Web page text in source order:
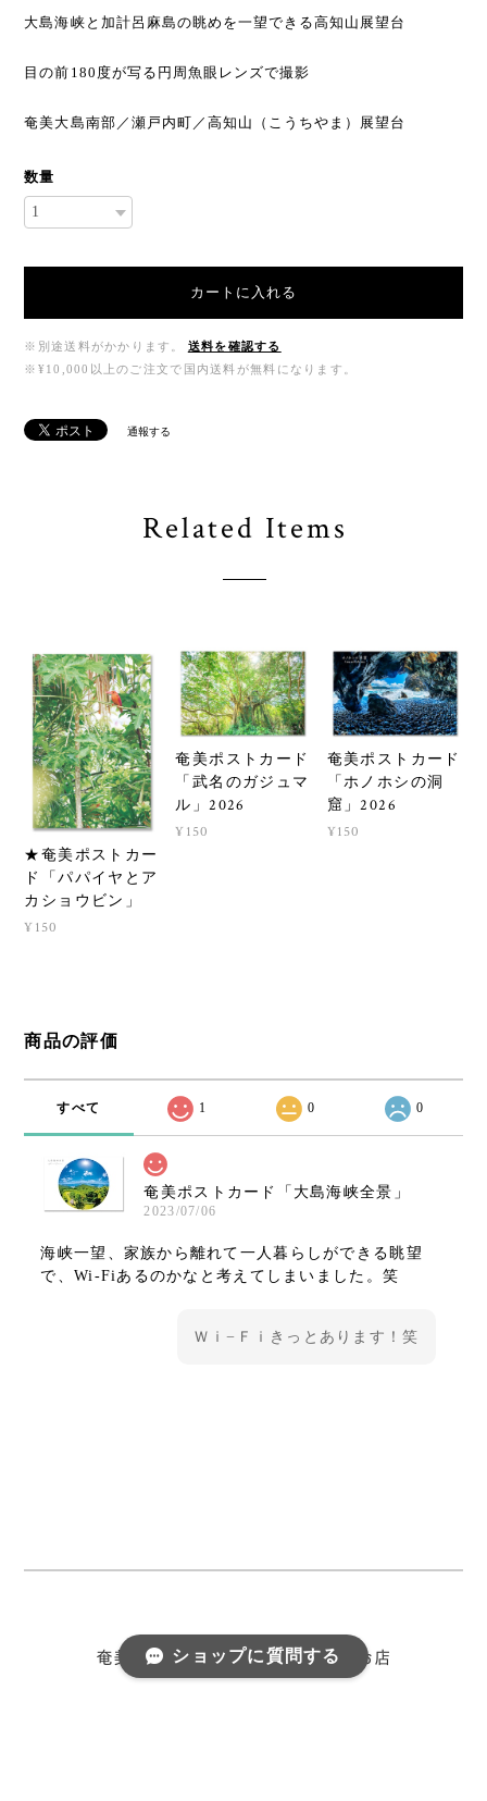
大島海峡と加計呂麻島の眺めを一望できる高知山展望台
目の前180度が写る円周魚眼レンズで撮影
奄美大島南部／瀬戸内町／高知山（こうちやま）展望台
数量
カートに入れる
※別途送料がかかります。
送料を確認する
※¥10,000以上のご注文で国内送料が無料になります。
通報する
Related Items
★奄美ポストカー
ド「パパイヤとア
カショウビン」
¥150
奄美ポストカード
「武名のガジュマ
ル」2026
¥150
奄美ポストカード
「ホノホシの洞
窟」2026
¥150
商品の評価
すべて 1 0 0
奄美ポストカード「大島海峡全景」
2023/07/06
海峡一望、家族から離れて一人暮らしができる眺望
で、Wi-Fiあるのかなと考えてしまいました。笑
Ｗｉ−Ｆｉきっとあります！笑
ショップに質問する